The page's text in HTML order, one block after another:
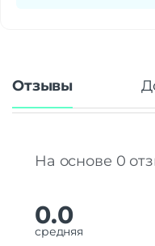
Отзывы
На основе 0
0.0
средняя